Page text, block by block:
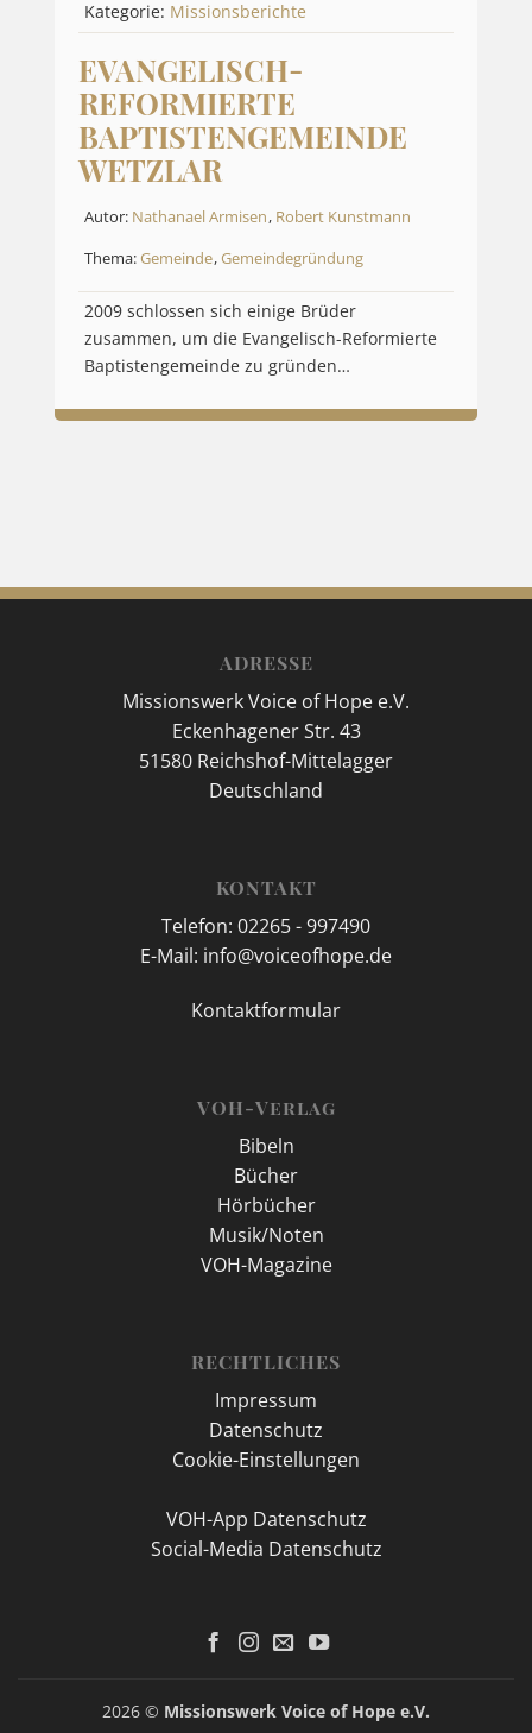
Kategorie: Missionsberichte
EVANGELISCH-
REFORMIERTE
BAPTISTENGEMEINDE
WETZLAR
Autor: Nathanael Armisen, Robert Kunstmann
Thema:Gemeinde,Gemeindegründung
2009 schlossen sich einige Brüder
zusammen, um die Evangelisch-Reformierte
Baptistengemeinde zu gründen…
ADRESSE
Missionswerk Voice of Hope e.V.
Eckenhagener Str. 43
51580 Reichshof-Mittelagger
Deutschland
KONTAKT
Telefon: 02265 - 997490
E-Mail: info@voiceofhope.de
Kontaktformular
VOH-Verlag
Bibeln
Bücher
Hörbücher
Musik/Noten
VOH-Magazine
RECHTLICHES
Impressum
Datenschutz
Cookie-Einstellungen
VOH-App Datenschutz
Social-Media Datenschutz
2026 © Missionswerk Voice of Hope e.V.